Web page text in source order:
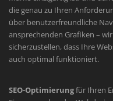
die genau zu Ihren
über benutzerfreundliche
ansprechenden Grafiken –
sicherzustellen, dass Ihre
auch optimal funktioniert.
SEO-Optimierungfür Ihren